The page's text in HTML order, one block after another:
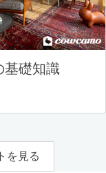
基礎知識
を見る